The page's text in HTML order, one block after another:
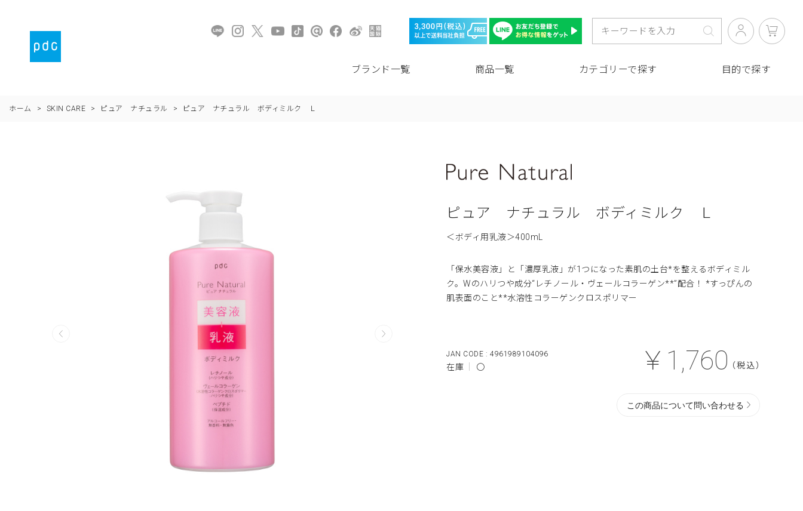
ブランド一覧 商品一覧 カテゴリーで探す 目的で探す
ホーム > SKIN CARE > ピュア ナチュラル > ピュア ナチュラル ボディミルク Ｌ
ピュア ナチュラル ボディミルク Ｌ
￥1,760 （税込）
4961989104096
在庫 〇
＜ボディ用乳液＞400mL
「保水美容液」と「濃厚乳液」が1つになった素肌の土台*を整えるボディミル
ク。Wのハリつや成分“レチノール・ヴェールコラーゲン**”配合！ *すっぴんの
肌表面のこと**水溶性コラーゲンクロスポリマー
この商品について問い合わせる